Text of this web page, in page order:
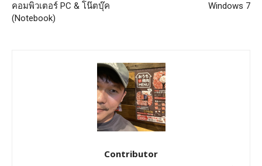
คอมพิวเตอร์ PC & โน๊ตบุ๊ค
(Notebook)
Windows 7
Contributor